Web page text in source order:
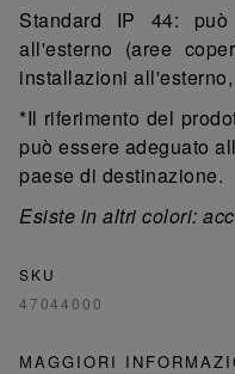
Standard IP 44:
all'esterno (aree
installazioni
*Il riferimento del
può essere adeguato
paese di destinazione.
Esiste in altri colori:
SKU
47044000
MAGGIORI